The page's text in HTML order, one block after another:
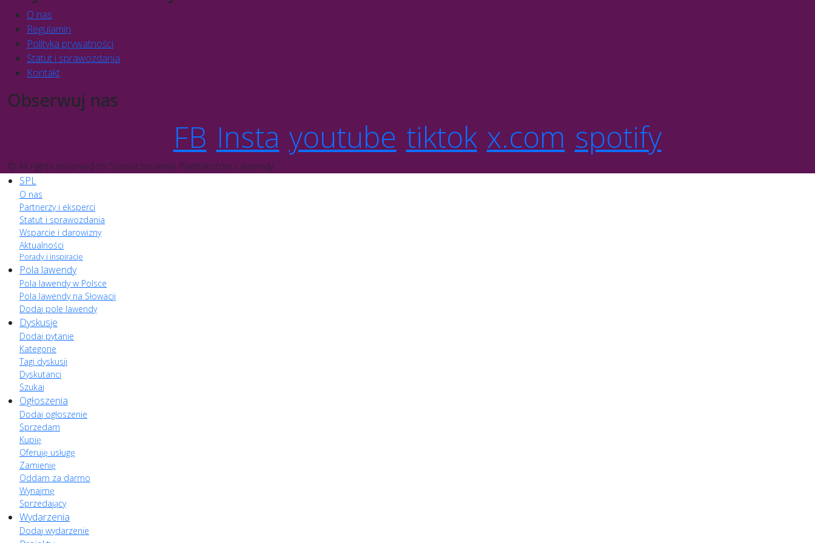
O nas
Regulamin
Polityka prywatności
Statut i sprawozdania
Kontakt
Obserwuj nas
FB Insta youtube tiktok x.com spotify
© All rights reserved to Stowarzyszenie Plantatorów Lawendy
SPL
O nas
Partnerzy i eksperci
Statut i sprawozdania
Wsparcie i darowizny
Aktualności
Porady i inspiracje
Pola lawendy
Pola lawendy w Polsce
Pola lawendy na Słowacji
Dodaj pole lawendy
Dyskusje
Dodaj pytanie
Kategorie
Tagi dyskusji
Dyskutanci
Szukaj
Ogłoszenia
Dodaj ogłoszenie
Sprzedam
Kupię
Oferuję usługę
Zamienię
Oddam za darmo
Wynajmę
Sprzedający
Wydarzenia
Dodaj wydarzenie